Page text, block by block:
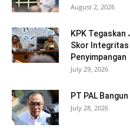
August 2, 2026
KPK Tegaskan
Skor Integritas
Penyimpangan
July 29, 2026
PT PAL
July 28, 2026